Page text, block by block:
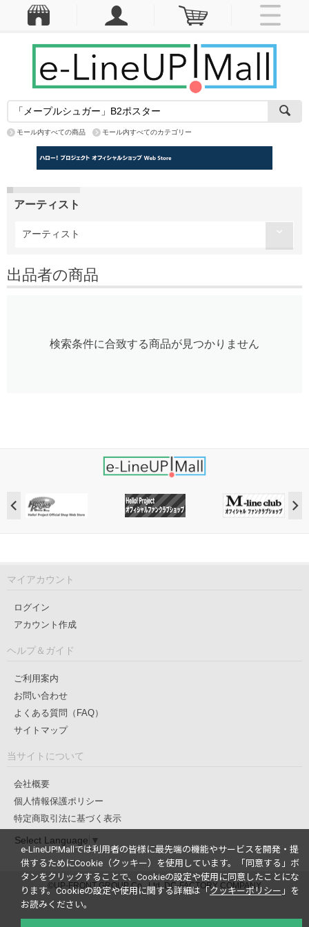
モール内すべての商品 モール内すべてのカテゴリー
アーティスト
アーティスト
出品者の商品
検索条件に合致する商品が見つかりません
マイアカウント
ログイン
アカウント作成
ヘルプ＆ガイド
ご利用案内
お問い合わせ
よくある質問（FAQ）
サイトマップ
当サイトについて
会社概要
個人情報保護ポリシー
特定商取引法に基づく表示
Select Language ▼
©UP-FRONT GROUP Co., Ltd. DC-FACTORY COMPANY
e-LineUP!Mallでは利用者の皆様に最先端の機能やサービスを開発・提
供するためにCookie（クッキー）を使用しています。
「同意する」ボ
タンをクリックすることで、Cookieの設定や使用に同意したことにな
ります。Cookieの設定や使用に関する詳細は「 クッキーポリシー 」を
お読みください。